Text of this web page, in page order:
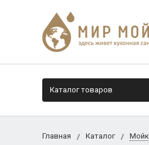
Каталог товаров
Главная Каталог